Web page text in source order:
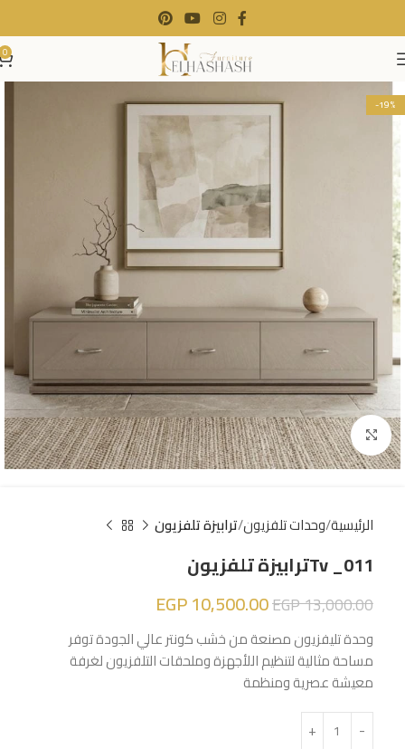
0
-19%
Click to enlarge
الرئيسية وحدات تلفزيون ترابيزة تلفزيون
Tv _011ترابيزة تلفزيون
EGP13,000.00
EGP10,500.00
وحدة تليفزيون مصنعة من خشب كونتر عالي الجودة توفر
مساحة مثالية لتنظيم اللأجهزة وملحقات التلفزيون لغرفة
معيشة عصرية ومنظمة